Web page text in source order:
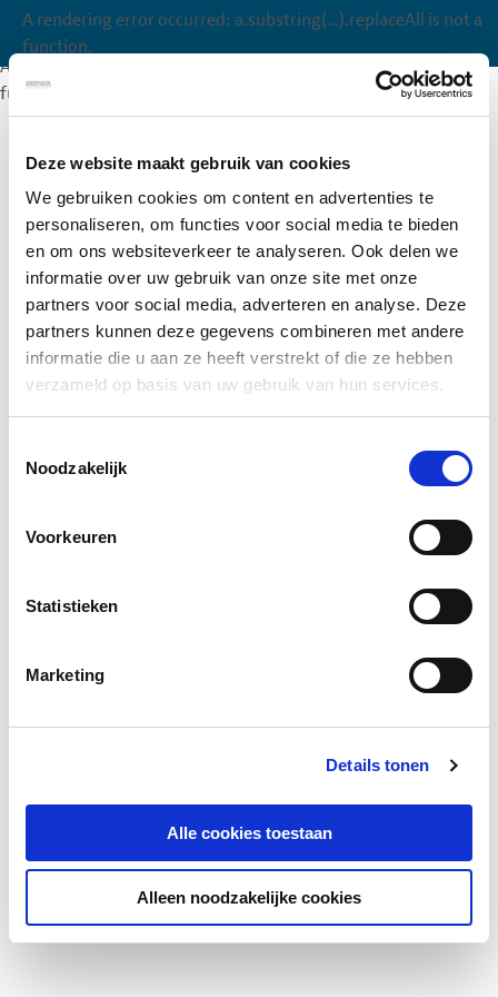
Deze website maakt gebruik van cookies
We gebruiken cookies om content en advertenties te
personaliseren, om functies voor social media te bieden
en om ons websiteverkeer te analyseren. Ook delen we
informatie over uw gebruik van onze site met onze
partners voor social media, adverteren en analyse. Deze
partners kunnen deze gegevens combineren met andere
informatie die u aan ze heeft verstrekt of die ze hebben
verzameld op basis van uw gebruik van hun services.
Noodzakelijk
Voorkeuren
Statistieken
Marketing
Details tonen
Alle cookies toestaan
Alleen noodzakelijke cookies
A rendering error occurred: a.substring(...).replaceAll is not a
function.
A rendering error occurred:a.substring(...).replaceAll is not a
function.
A rendering error occurred:
a.substring(...).replaceAll is not a
function